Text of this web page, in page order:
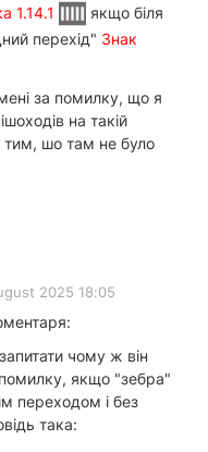
1.14.1
якщо біля
перехід" Знак
за помилку, що я
на такій
тим, шо там не було
2025 18:05
чому ж він
якщо "зебра"
переходом і без
така: